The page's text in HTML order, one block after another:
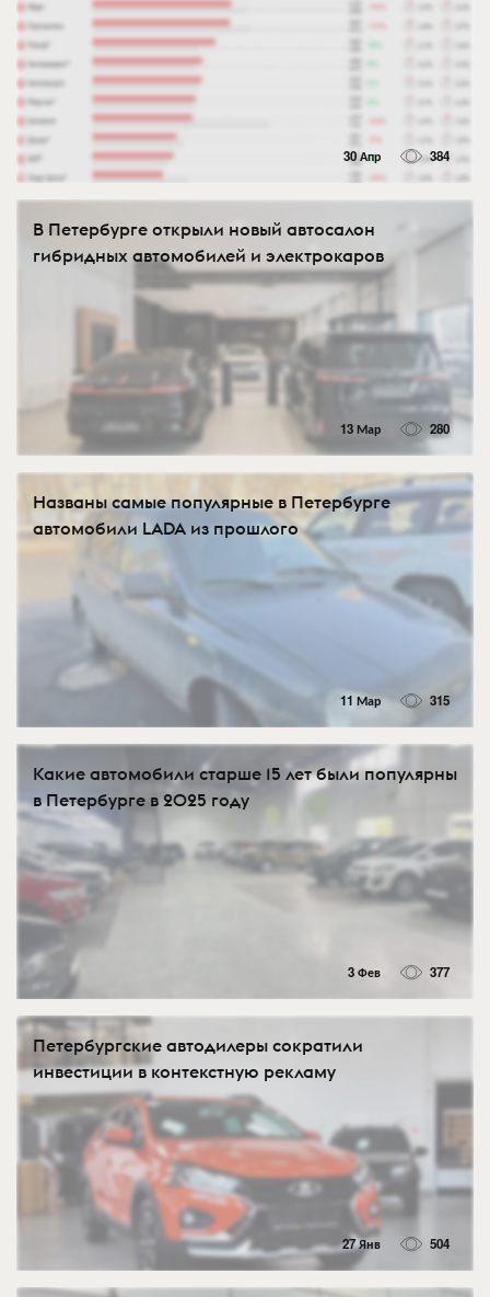
30 Апр 384
В Петербурге открыли новый автосалон
гибридных автомобилей и электрокаров
13 Мар 280
Названы самые популярные в Петербурге
автомобили LADA из прошлого
11 Мар 315
Какие автомобили старше 15 лет были популярны
в Петербурге в 2025 году
3 Фев 377
Петербургские автодилеры сократили
инвестиции в контекстную рекламу
27 Янв 504